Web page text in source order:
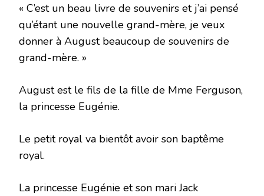
« C’est un beau livre de souvenirs et j’ai pensé
qu’étant une nouvelle grand-mère, je veux
donner à August beaucoup de souvenirs de
grand-mère. »
August est le fils de la fille de Mme Ferguson,
la princesse Eugénie.
Le petit royal va bientôt avoir son baptême
royal.
La princesse Eugénie et son mari Jack